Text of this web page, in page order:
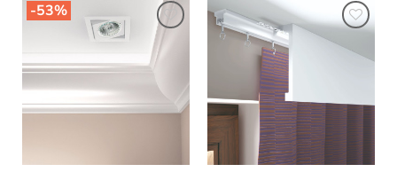
-53%
Lägg till
önskelistan
Lägg till